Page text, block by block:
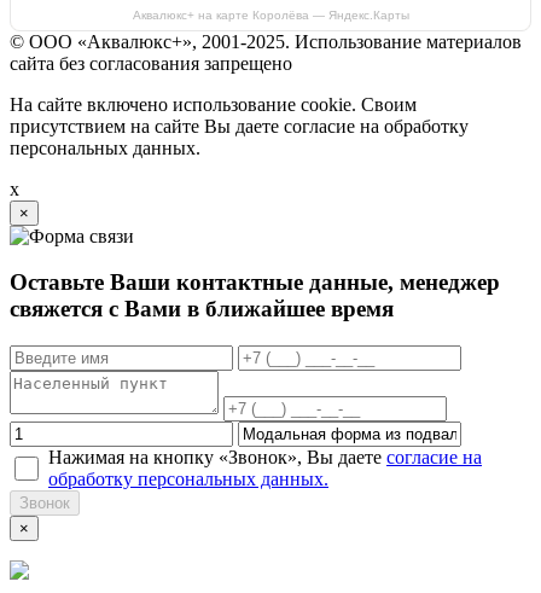
Аквалюкс+ на карте Королёва — Яндекс.Карты
© ООО «Аквалюкс+», 2001-2025. Использование материалов
сайта без согласования запрещено
На сайте включено использование cookie. Своим
присутствием на сайте Вы даете согласие на обработку
персональных данных.
x
×
Оставьте Ваши контактные данные, менеджер
свяжется с Вами в ближайшее время
Нажимая на кнопку «Звонок», Вы даете согласие на
обработку персональных данных.
Звонок
×